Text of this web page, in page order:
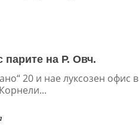
парите на Р. Овч.
20 и нае луксозен офис в